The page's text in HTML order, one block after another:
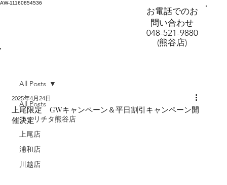
AW-11160854536
お電話でのお
問い合わせ
048-521-9880
(熊谷店)
All Posts
フェリチタ熊谷店
上尾店
浦和店
川越店
All Posts
上尾限定 GWキャンペーン＆平日割引キャンペーン開
催決定
2025年4月24日